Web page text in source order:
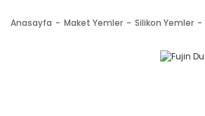
Anasayfa Maket Yemler Silikon Yemler